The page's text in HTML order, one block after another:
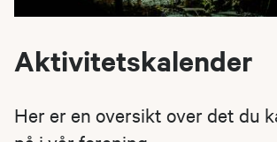
Aktivitetskalender
Her er en oversikt over det du